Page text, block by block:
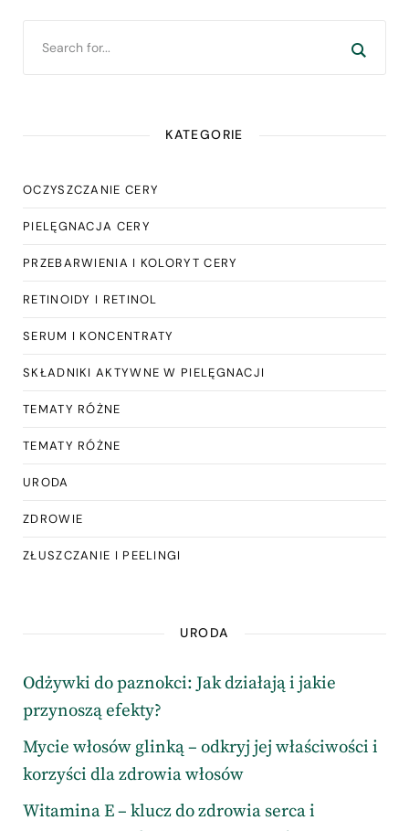
KATEGORIE
OCZYSZCZANIE CERY
PIELĘGNACJA CERY
PRZEBARWIENIA I KOLORYT CERY
RETINOIDY I RETINOL
SERUM I KONCENTRATY
SKŁADNIKI AKTYWNE W PIELĘGNACJI
TEMATY RÓŻNE
TEMATY RÓŻNE
URODA
ZDROWIE
ZŁUSZCZANIE I PEELINGI
URODA
Odżywki do paznokci: Jak działają i jakie
przynoszą efekty?
Mycie włosów glinką – odkryj jej właściwości i
korzyści dla zdrowia włosów
Witamina E – klucz do zdrowia serca i